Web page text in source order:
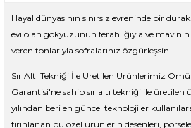
Hayal dünyasının sınırsız evreninde bir
evi olan gökyüzünün ferahlığıyla ve
veren tonlarıyla sofralarınız özgürleşsin.
Sır Altı Tekniği İle Üretilen Ürünlerimiz
Garantisi'ne sahip sır altı tekniği ile üretilen
yılından beri en güncel teknolojiler
fırınlanan bu özel ürünlerin desenleri,